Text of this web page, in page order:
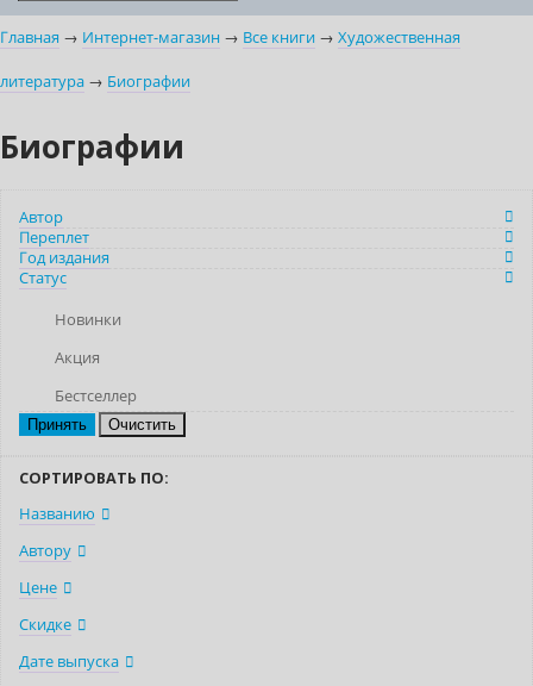
Главная → Интернет-магазин → Все книги → Художественная
литература → Биографии
Биографии
Автор
Переплет
Год издания
Статус
Новинки
Акция
Бестселлер
Очистить
СОРТИРОВАТЬ ПО:
Названию
Автору
Цене
Скидке
Дате выпуска